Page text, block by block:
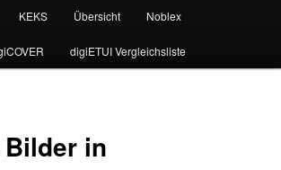
KEKS Übersicht Noblex
digiETUI Vergleichsliste
in